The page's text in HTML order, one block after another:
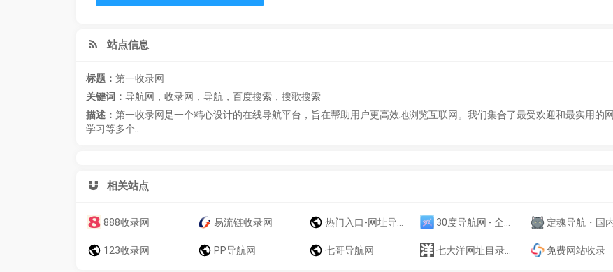
站点信息
标题： 第一收录网
关键词： 导航网，收录网，导航，百度搜索，搜歌搜索
描述： 第一收录网是一个精心设计的在线导航平台，旨在帮助用户更高效地浏览互联网。我们集合了最受欢迎和最实用的
学习等多个..
相关站点
888收录网 易流链收录网 热门入口-网址导航－自动链网址之家搜索大全绿色快速安全的专业导航站 30度导航网 - 全网优质在线网站资源！ 定魂导航・国内优质站长导航网丨[旭安侠极速响应]丨定魂导航
123收录网 PP导航网 七哥导航网 七大洋网址目录大全 免费网站收录